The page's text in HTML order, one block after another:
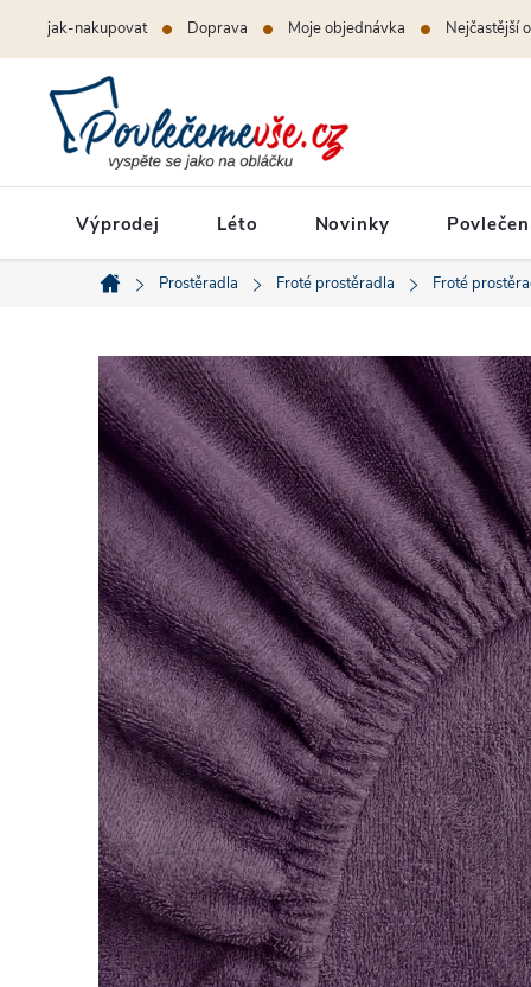
jak-nakupovat Doprava Moje objednávka Nejčastější
Výprodej Léto Novinky
Domů
Prostěradla Froté prostěradla Froté